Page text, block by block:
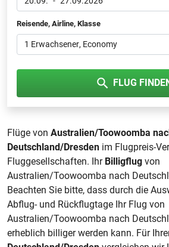
Reisende, Airline, Klasse
1 Erwachsener, Economy
FLUG
Flüge von Australien/Toowoomba
Deutschland/Dresden im Flugpreis-
Fluggesellschaften. Ihr Billigflug von
Australien/Toowoomba nach
Beachten Sie bitte, dass durch die
Abflug- und Rückflugtage Ihr Flug von
Australien/Toowoomba nach
erheblich billiger werden kann. Für